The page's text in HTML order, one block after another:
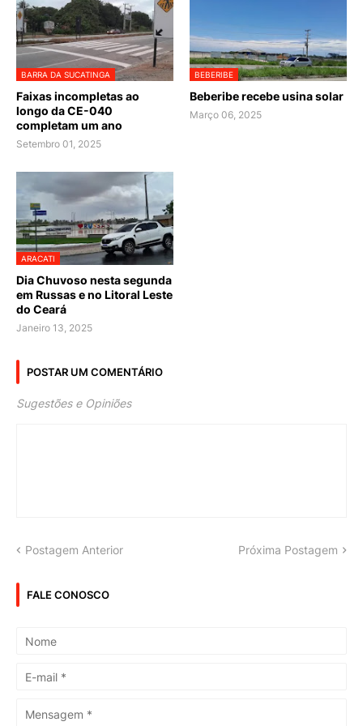
BARRA DA SUCATINGA
Faixas incompletas ao
longo da CE-040
completam um ano
Setembro 01, 2025
BEBERIBE
Beberibe recebe usina solar
Março 06, 2025
ARACATI
Dia Chuvoso nesta segunda
em Russas e no Litoral Leste
do Ceará
Janeiro 13, 2025
POSTAR UM COMENTÁRIO
Sugestões e Opiniões
Postagem Anterior Próxima Postagem
FALE CONOSCO